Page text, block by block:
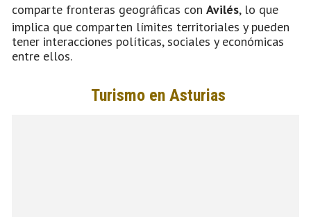
comparte fronteras geográficas con Avilés, lo que
implica que comparten límites territoriales y pueden
tener interacciones políticas, sociales y económicas
entre ellos.